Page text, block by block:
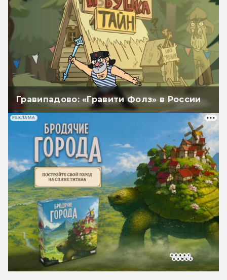
Гравипадово: «Гравити Фолз» в России
РЕКЛАМА